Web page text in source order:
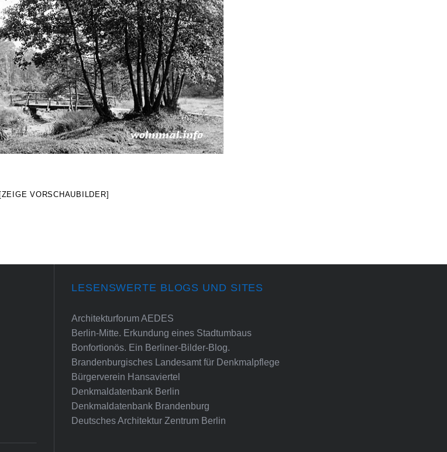
[ZEIGE VORSCHAUBILDER]
LESENSWERTE BLOGS UND SITES
Architekturforum AEDES
Berlin-Mitte. Erkundung eines Stadtumbaus
Bonfortionös. Ein Berliner-Bilder-Blog.
Brandenburgisches Landesamt für Denkmalpflege
Bürgerverein Hansaviertel
Denkmaldatenbank Berlin
Denkmaldatenbank Brandenburg
Deutsches Architektur Zentrum Berlin